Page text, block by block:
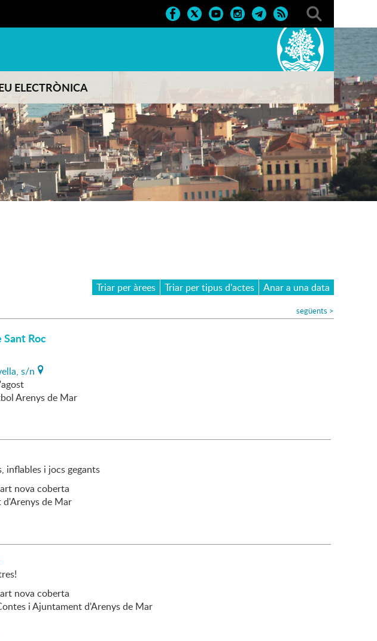
ELECTRÒNICA
Triar per àrees Triar per tipus d'actes Anar a una data
següents >
Roc
s/n
Arenys de Mar
inflables i jocs gegants
nova coberta
de Mar
nova coberta
i Ajuntament d'Arenys de Mar